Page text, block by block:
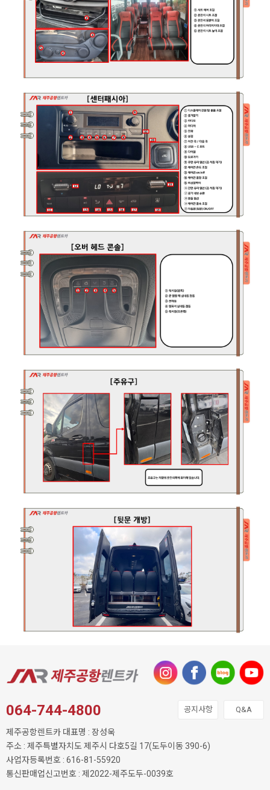
064-744-4800 공지사항 Q&A
제주공항렌트카 대표명 : 장성욱
주소 : 제주특별자치도 제주시 다호5길 17(도두이동 390-6)
사업자등록번호 : 616-81-55920
통신판매업신고번호 : 제2022-제주도두-0039호